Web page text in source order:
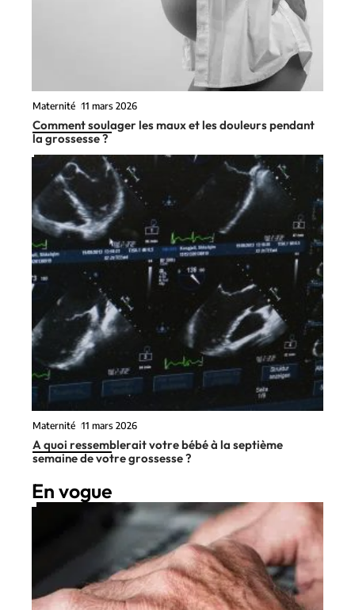
Maternité 11 mars 2026
Comment soulager les maux et les douleurs pendant
la grossesse ?
Maternité 11 mars 2026
A quoi ressemblerait votre bébé à la septième
semaine de votre grossesse ?
En vogue